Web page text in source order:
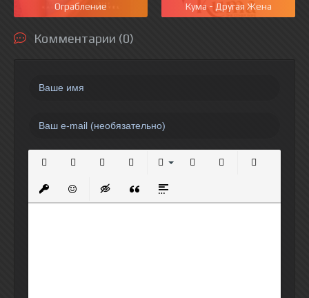
Ограбление Кума - Другая Жена
Комментарии (0)
Вставить защищенную ссылку
Вставить смайлик
Вставка скрытого текста
Вставка цитаты
Вставка спойлера